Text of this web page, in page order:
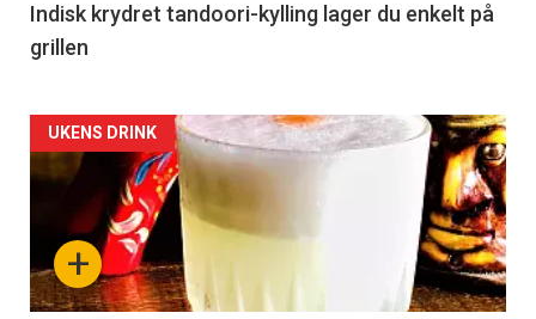
Indisk krydret tandoori-kylling lager du enkelt på
grillen
Forsiden
akkurat
nå
-
+
UKENS DRINK